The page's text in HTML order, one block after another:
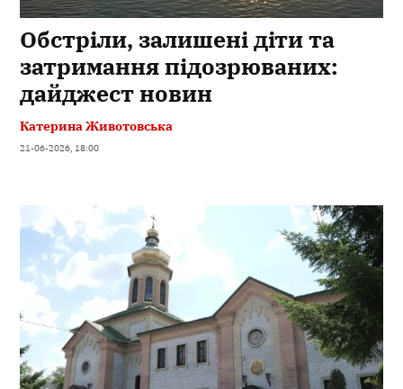
Обстріли, залишені діти та
затримання підозрюваних:
дайджест новин
Катерина Животовська
21-06-2026, 18:00